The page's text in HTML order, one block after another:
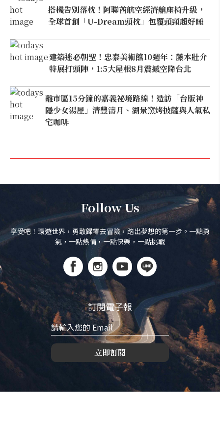
搭機告別落枕！阿聯酋航空經濟艙座椅升級，
全球首創「U-Dream頭枕」包覆頭頸超好睡
建築迷必朝聖！忠泰美術館10週年：藤本壯介
特展打頭陣，1:5大屋根8月震撼空降台北
離市區15分鐘的嘉義祕境路線！造訪「台版神
隱少女湯屋」清豐濤月、湖景窯烤披薩與人氣私
宅咖啡
Follow Us
享受吧！環遊世界，勇敢歸零去冒險，踏出夢想的第一步。一點勇
氣，一點熱情，一點快樂，一點挑戰
訂閱電子報
立即訂閱